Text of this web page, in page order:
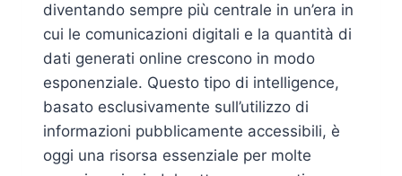
diventando sempre più centrale in un’era in
cui le comunicazioni digitali e la quantità di
dati generati online crescono in modo
esponenziale. Questo tipo di intelligence,
basato esclusivamente sull’utilizzo di
informazioni pubblicamente accessibili, è
oggi una risorsa essenziale per molte